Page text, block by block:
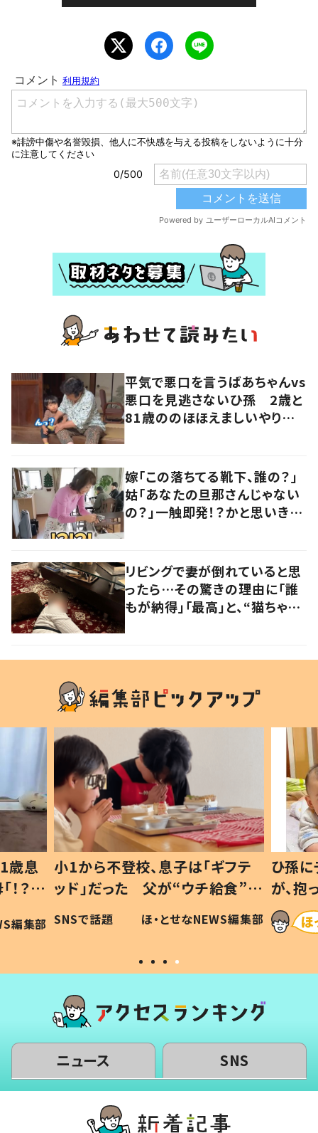
平気で悪口を言うばあちゃんvs
悪口を見逃さないひ孫 2歳と
81歳ののほほえましいやり取り
嫁「この落ちてる靴下、誰の？」
姑「あなたの旦那さんじゃない
の？」一触即発！？かと思いき
リビングで妻が倒れていると思
ったら…その驚きの理由に「誰
もが納得」「最高」と、“猫ちゃん
歳息
？」
編集部
小1から不登校、息子は「ギフテ
ッド」だった 父が“ウチ給食”を
作り続ける理由とは #令和の親
#令和の子
SNSで話題 ほ・とせなNEWS編集部
ひ孫
が、
「涙が
い」
ニュース SNS